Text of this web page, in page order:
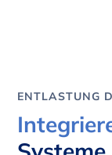
ENTLASTUNG